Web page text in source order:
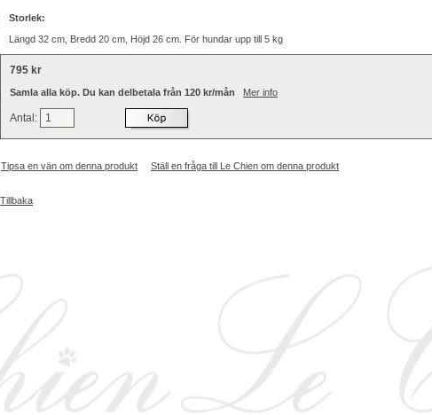
Storlek:
Längd 32 cm, Bredd 20 cm, Höjd 26 cm. För hundar upp till 5 kg
795 kr
Samla alla köp. Du kan delbetala från 120 kr/mån Mer info
Antal:
Tipsa en vän om denna produkt Ställ en fråga till Le Chien om denna produkt
Tillbaka